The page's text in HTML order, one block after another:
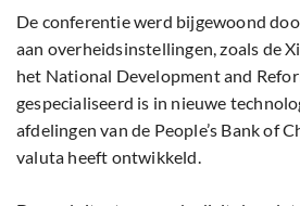
De conferentie werd bijgewoond
aan overheidsinstellingen, zoals de
het National Development and
gespecialiseerd is in nieuwe
afdelingen van de People’s Bank of
valuta heeft ontwikkeld.